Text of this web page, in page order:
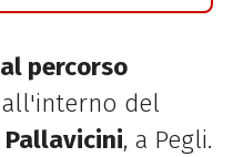
percorso
del
Pallavicini, a Pegli.